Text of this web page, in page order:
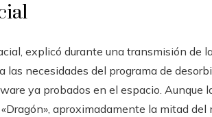
explicó durante una transmisión de
necesidades del programa de
ya probados en el espacio. Aunque
aproximadamente la mitad del